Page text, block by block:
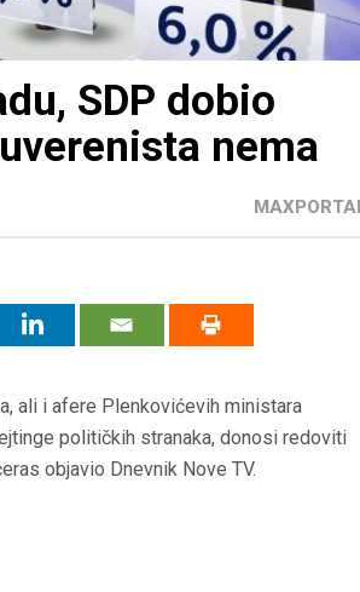
SDP dobio
nema
ali i afere Plenkovićevih ministara
političkih stranaka, donosi redoviti
objavio Dnevnik Nove TV.